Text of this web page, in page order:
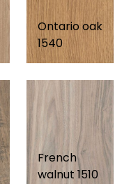
Ontario oak
1540
French
walnut 1510